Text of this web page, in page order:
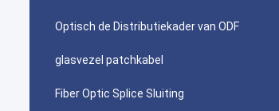
Optisch de Distributiekader van ODF
glasvezel patchkabel
Fiber Optic Splice Sluiting